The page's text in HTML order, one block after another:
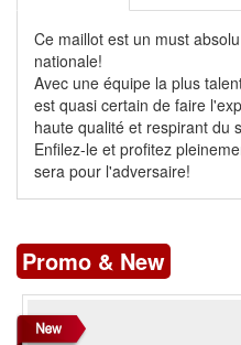
Ce maillot est un must
nationale!
Avec une équipe la plus
est quasi certain de faire
haute qualité et respirant du
Enfilez-le et profitez
sera pour l'adversaire!
Promo & New